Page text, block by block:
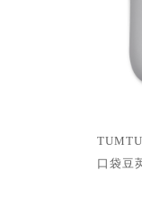
口袋豆